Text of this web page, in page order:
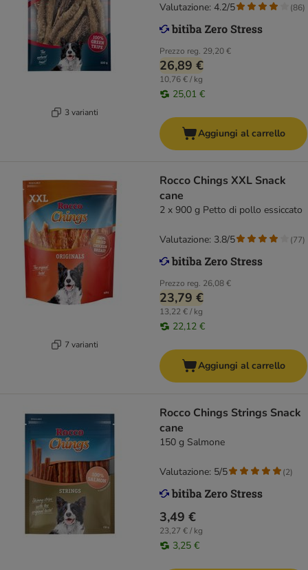
3 varianti
Prezzo reg. 29,20 €
26,89 €
10,76 € / kg
25,01 €
Valutazione: 4.2/5 (86)
Aggiungi al carrello
7 varianti
Rocco Chings XXL Snack
cane
2 x 900 g Petto di pollo essiccato
Prezzo reg. 26,08 €
23,79 €
13,22 € / kg
22,12 €
Valutazione: 3.8/5 (77)
Aggiungi al carrello
Rocco Chings Strings Snack
cane
150 g Salmone
3,49 €
23,27 € / kg
3,25 €
Valutazione: 5/5 (2)